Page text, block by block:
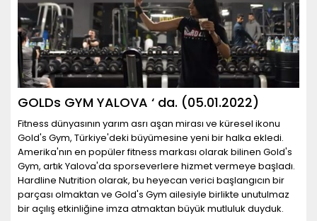
GOLDs GYM YALOVA ‘ da. (05.01.2022)
Fitness dünyasının yarım asrı aşan mirası ve küresel ikonu
Gold's Gym, Türkiye'deki büyümesine yeni bir halka ekledi.
Amerika'nın en popüler fitness markası olarak bilinen Gold's
Gym, artık Yalova'da sporseverlere hizmet vermeye başladı.
Hardline Nutrition olarak, bu heyecan verici başlangıcın bir
parçası olmaktan ve Gold's Gym ailesiyle birlikte unutulmaz
bir açılış etkinliğine imza atmaktan büyük mutluluk duyduk.